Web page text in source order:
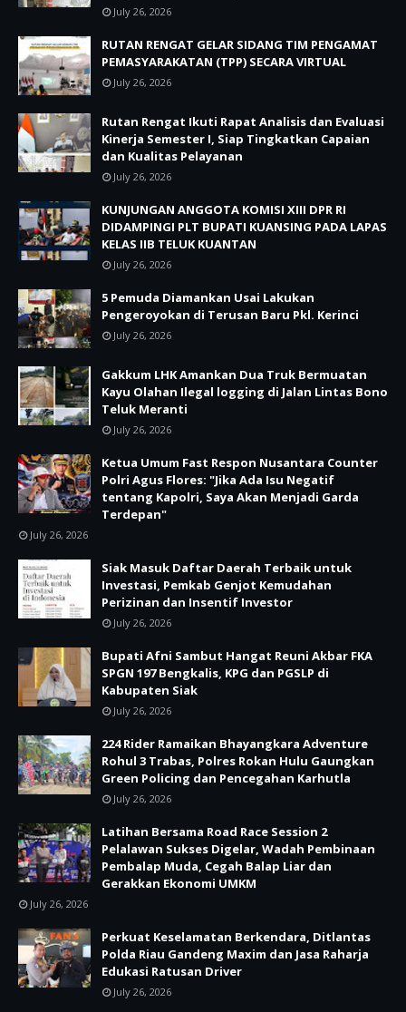
July 26, 2026
RUTAN RENGAT GELAR SIDANG TIM PENGAMAT
PEMASYARAKATAN (TPP) SECARA VIRTUAL
July 26, 2026
Rutan Rengat Ikuti Rapat Analisis dan Evaluasi
Kinerja Semester I, Siap Tingkatkan Capaian
dan Kualitas Pelayanan
July 26, 2026
KUNJUNGAN ANGGOTA KOMISI XIII DPR RI
DIDAMPINGI PLT BUPATI KUANSING PADA LAPAS
KELAS IIB TELUK KUANTAN
July 26, 2026
5 Pemuda Diamankan Usai Lakukan
Pengeroyokan di Terusan Baru Pkl. Kerinci
July 26, 2026
Gakkum LHK Amankan Dua Truk Bermuatan
Kayu Olahan Ilegal logging di Jalan Lintas Bono
Teluk Meranti
July 26, 2026
Ketua Umum Fast Respon Nusantara Counter
Polri Agus Flores: "Jika Ada Isu Negatif
tentang Kapolri, Saya Akan Menjadi Garda
Terdepan"
July 26, 2026
Siak Masuk Daftar Daerah Terbaik untuk
Investasi, Pemkab Genjot Kemudahan
Perizinan dan Insentif Investor
July 26, 2026
Bupati Afni Sambut Hangat Reuni Akbar FKA
SPGN 197 Bengkalis, KPG dan PGSLP di
Kabupaten Siak
July 26, 2026
224 Rider Ramaikan Bhayangkara Adventure
Rohul 3 Trabas, Polres Rokan Hulu Gaungkan
Green Policing dan Pencegahan Karhutla
July 26, 2026
Latihan Bersama Road Race Session 2
Pelalawan Sukses Digelar, Wadah Pembinaan
Pembalap Muda, Cegah Balap Liar dan
Gerakkan Ekonomi UMKM
July 26, 2026
Perkuat Keselamatan Berkendara, Ditlantas
Polda Riau Gandeng Maxim dan Jasa Raharja
Edukasi Ratusan Driver
July 26, 2026